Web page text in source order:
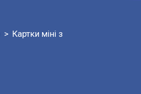
Картки міні з